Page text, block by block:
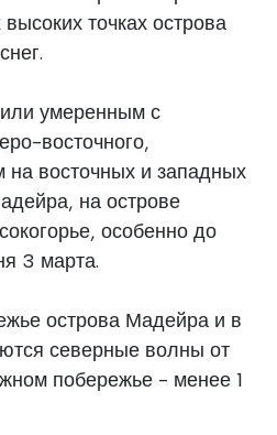
точках острова
или умеренным с
восточного,
восточных и западных
на острове
особенно до
3 марта.
острова Мадейра и в
северные волны от
побережье - менее 1